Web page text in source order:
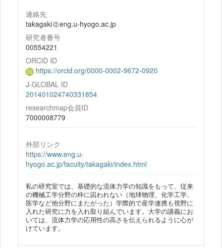
連絡先
takagaki
eng.u-hyogo.ac.jp
研究者番号
00554221
ORCID ID
https://orcid.org/0000-0002-9672-0920
J-GLOBAL ID
201401024740331854
researchmap会員ID
7000008779
外部リンク
https://www.eng.u-
hyogo.ac.jp/faculty/takagaki/index.html
私の研究室では、基礎的な流体力学の知識をもって、従来
の機械工学分野の枠に囚われない（地球物理、化学工学、
医学など他分野にまたがった）学際的で産学連携も視野に
入れた研究に力を入れ取り組んでいます。大学の講義にお
いては、流体力学の応用性の高さを伝えられるように心が
けています。